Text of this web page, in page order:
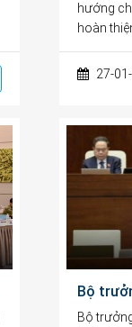
hướng
hoàn
27-
Bộ